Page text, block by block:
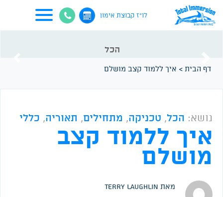
לו"ז קבוצת אימון
הכל
דף הבית > איך ללמוד קצב מושלם
נושא: הכל, טכניקה, מתחילים, תאוריה, כללי
איך ללמוד קצב
מושלם
מאת Terry Laughlin